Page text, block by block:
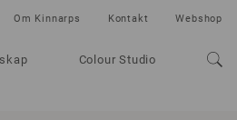
Colour Studio
Om Kinnarps Kontakt Webshop